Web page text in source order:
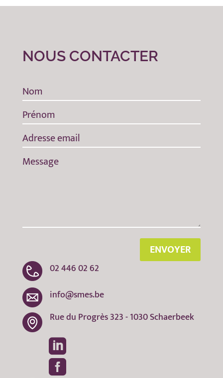
NOUS CONTACTER
ENVOYER
02 446 02 62
info@smes.be
Rue du Progrès 323 - 1030 Schaerbeek

